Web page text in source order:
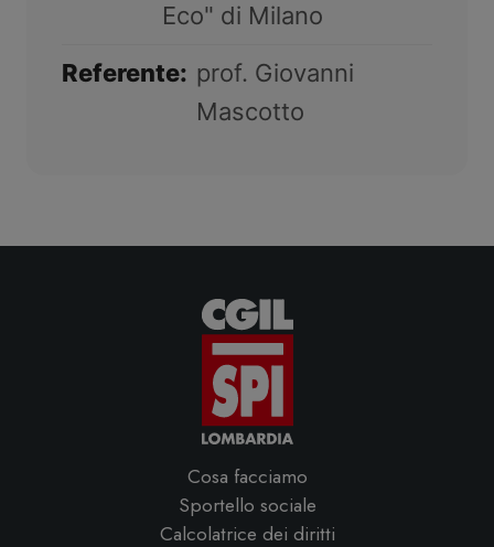
Eco" di Milano
Referente: prof. Giovanni
Mascotto
Cosa facciamo
Sportello sociale
Calcolatrice dei diritti